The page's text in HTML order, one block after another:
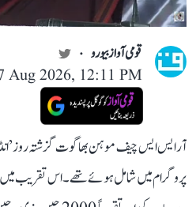
قومی آواز بیورو
Aug 2026, 12:11 PM
آر ایس ایس چیف موہن بھاگوت گزشتہ روز
پروگرام میں شامل ہوئے تھے۔ اس تقریب